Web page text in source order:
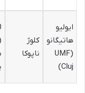
ایولیو
هاتیگانو
(UMF
Cluj)
کلوژ
ناپوکا